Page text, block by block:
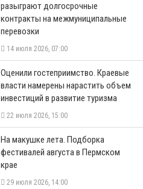
разыграют долгосрочные
контракты на межмуниципальные
перевозки
14 июля 2026, 07:00
Оценили гостеприимство. Краевые
власти намерены нарастить объем
инвестиций в развитие туризма
22 июля 2026, 15:00
На макушке лета. Подборка
фестивалей августа в Пермском
крае
29 июля 2026, 14:00